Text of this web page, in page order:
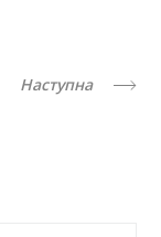
Наступна